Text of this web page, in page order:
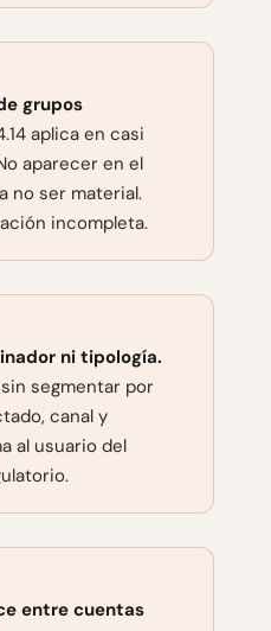
grupos
aplica en casi
aparecer en el
no ser material.
incompleta.
ni tipología.
segmentar por
canal y
al usuario del
entre cuentas